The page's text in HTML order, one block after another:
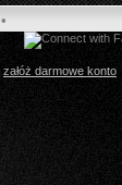
załóż darmowe konto